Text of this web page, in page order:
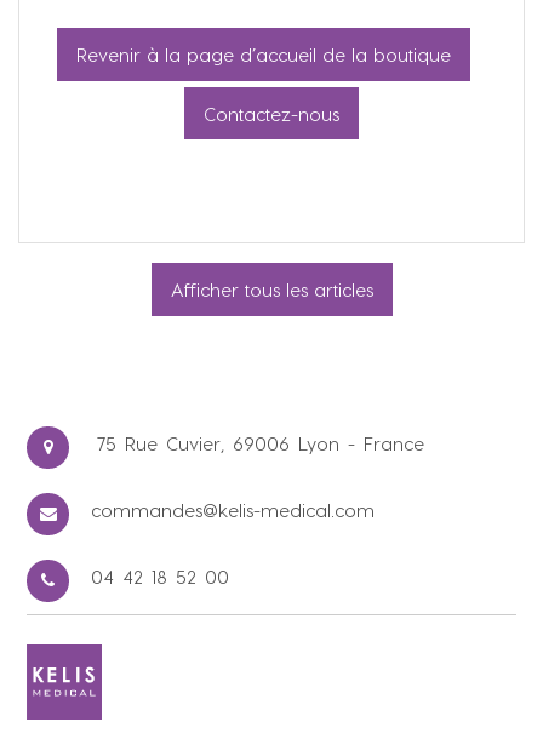
Revenir à la page d’accueil de la boutique
Contactez-nous
Afficher tous les articles
75 Rue Cuvier, 69006 Lyon - France
commandes@kelis-medical.com
04 42 18 52 00